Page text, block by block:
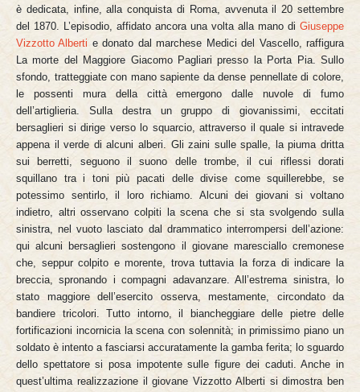
è dedicata, infine, alla conquista di Roma, avvenuta il 20 settembre
del 1870. L’episodio, affidato ancora una volta alla mano di Giuseppe
Vizzotto Alberti e donato dal marchese Medici del Vascello, raffigura
La morte del Maggiore Giacomo Pagliari presso la Porta Pia. Sullo
sfondo, tratteggiate con mano sapiente da dense pennellate di colore,
le possenti mura della città emergono dalle nuvole di fumo
dell’artiglieria. Sulla destra un gruppo di giovanissimi, eccitati
bersaglieri si dirige verso lo squarcio, attraverso il quale si intravede
appena il verde di alcuni alberi. Gli zaini sulle spalle, la piuma dritta
sui berretti, seguono il suono delle trombe, il cui riflessi dorati
squillano tra i toni più pacati delle divise come squillerebbe, se
potessimo sentirlo, il loro richiamo. Alcuni dei giovani si voltano
indietro, altri osservano colpiti la scena che si sta svolgendo sulla
sinistra, nel vuoto lasciato dal drammatico interrompersi dell’azione:
qui alcuni bersaglieri sostengono il giovane maresciallo cremonese
che, seppur colpito e morente, trova tuttavia la forza di indicare la
breccia, spronando i compagni adavanzare. All’estrema sinistra, lo
stato maggiore dell’esercito osserva, mestamente, circondato da
bandiere tricolori. Tutto intorno, il biancheggiare delle pietre delle
fortificazioni incornicia la scena con solennità; in primissimo piano un
soldato è intento a fasciarsi accuratamente la gamba ferita; lo sguardo
dello spettatore si posa impotente sulle figure dei caduti. Anche in
quest’ultima realizzazione il giovane Vizzotto Alberti si dimostra ben